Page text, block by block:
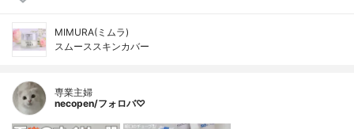
MIMURA(ミムラ)
スムーススキンカバー
専業主婦
necopen/フォロバ♡